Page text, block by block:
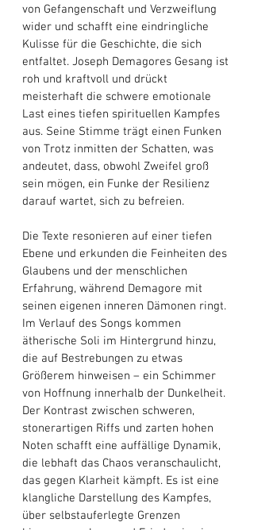
von Gefangenschaft und Verzweiflung
wider und schafft eine eindringliche
Kulisse für die Geschichte, die sich
entfaltet. Joseph Demagores Gesang ist
roh und kraftvoll und drückt
meisterhaft die schwere emotionale
Last eines tiefen spirituellen Kampfes
aus. Seine Stimme trägt einen Funken
von Trotz inmitten der Schatten, was
andeutet, dass, obwohl Zweifel groß
sein mögen, ein Funke der Resilienz
darauf wartet, sich zu befreien.
Die Texte resonieren auf einer tiefen
Ebene und erkunden die Feinheiten des
Glaubens und der menschlichen
Erfahrung, während Demagore mit
seinen eigenen inneren Dämonen ringt.
Im Verlauf des Songs kommen
ätherische Soli im Hintergrund hinzu,
die auf Bestrebungen zu etwas
Größerem hinweisen – ein Schimmer
von Hoffnung innerhalb der Dunkelheit.
Der Kontrast zwischen schweren,
stonerartigen Riffs und zarten hohen
Noten schafft eine auffällige Dynamik,
die lebhaft das Chaos veranschaulicht,
das gegen Klarheit kämpft. Es ist eine
klangliche Darstellung des Kampfes,
über selbstauferlegte Grenzen